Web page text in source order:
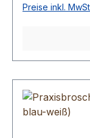
Preise inkl.